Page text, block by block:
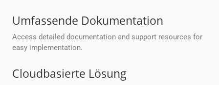
Umfassende Dokumentation
Access detailed documentation and support resources for
easy implementation.
Cloudbasierte Lösung